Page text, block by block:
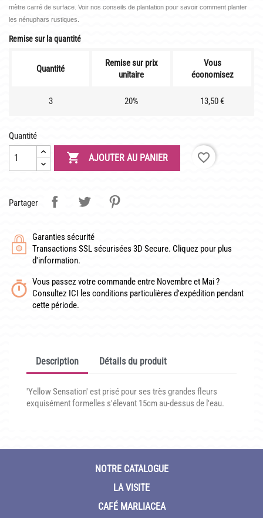
LATOUR-MARLIAC
CLAUDE MONET
BIOGRAPHIE DE 1908
LES BAMBOUS
CONSEILS
DE PLANTATION
DE JARDINAGE AQUATIQUE
DE NOS PRÉDÉCESSEURS
GUIDE VISUEL
TÉLÉCHARGER UN BON DE COMMANDE VIERGE
mètre carré de surface. Voir nos conseils de plantation pour savoir comment planter
les nénuphars rustiques.
Remise sur la quantité
Quantité
Remise sur prix
unitaire
Vous
économisez
3 20% 13,50 €
Quantité
 AJOUTER AU PANIER favorite_border
Partager
Garanties sécurité
Transactions SSL sécurisées 3D Secure. Cliquez pour plus
d'information.
Vous passez votre commande entre Novembre et Mai ?
Consultez ICI les conditions particulières d'expédition pendant
cette période.
Description Détails du produit
'Yellow Sensation' est prisé pour ses très grandes fleurs
exquisément formelles s'élevant 15cm au-dessus de l'eau.
NOTRE CATALOGUE
LA VISITE
CAFÉ MARLIACEA